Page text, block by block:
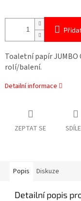
Toaletní papír
rolí/balení.
Detailní informace
ZEPTAT SE
Popis Diskuze
Detailní popis